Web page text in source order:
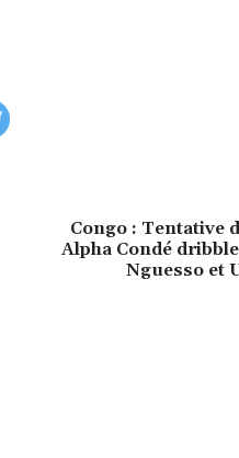
Congo : Tentative
Alpha Condé
Nguesso et